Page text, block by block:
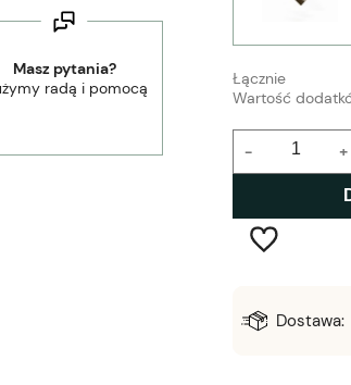
Masz pytania?
radą i pomocą
Łącznie
Wartość
+
-
Dostawa: